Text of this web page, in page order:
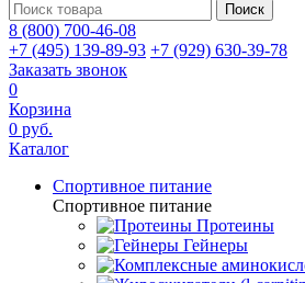
Поиск
8 (800) 700-46-08
+7 (495) 139-89-93 +7 (929) 630-39-78
Заказать звонок
0
Корзина
0 руб.
Каталог
Спортивное питание
Спортивное питание
Протеины
Гейнеры